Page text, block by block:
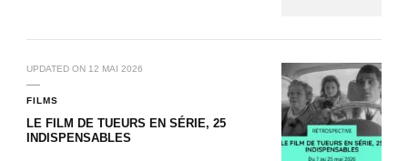
UPDATED ON 12 MAI 2026
FILMS
LE FILM DE TUEURS EN SÉRIE, 25
INDISPENSABLES